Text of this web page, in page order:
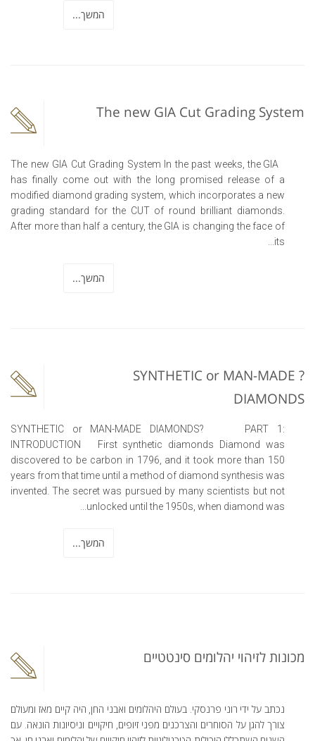
המשך...
The new GIA Cut Grading System
The new GIA Cut Grading System In the past weeks, the GIA
has finally come out with the long promised release of a
modified diamond grading system, which incorporates a new
grading standard for the CUT of round brilliant diamonds.
After more than half a century, the GIA is changing the face of
its...
המשך...
? SYNTHETIC or MAN-MADE
DIAMONDS
SYNTHETIC or MAN-MADE DIAMONDS? PART 1:
INTRODUCTION First synthetic diamonds Diamond was
discovered to be carbon in 1796, and it took more than 150
years from that time until a method of diamond synthesis was
invented. The secret was pursued by many scientists but not
unlocked until the 1950s, when diamond was...
המשך...
מכונות לזיהוי יהלומים סינטטיים
נכתב על ידי רוני פרנסקי. בעולם היהלומים ואבני החן, היה קיים מאז ומעולם
צורך להגן על הסוחרים והצרכנים מפני זיופים, חיקויים וניסיונות הונאה. עם